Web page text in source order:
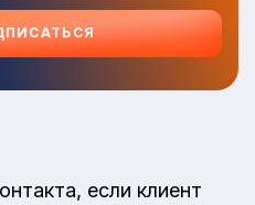
если клиент